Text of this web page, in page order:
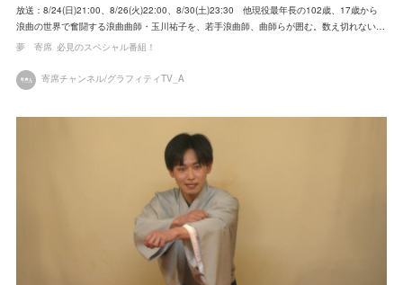
放送：8/24(日)21:00、8/26(火)22:00、8/30(土)23:30 他現役最年長の102歳、17歳から
浪曲の世界で奮闘する浪曲曲師・玉川祐子を、若手浪曲師、曲師らが囲む。数え切れない…
夢 寄席 必見のスペシャル番組！
寄席チャンネル/グラフィティTV_A